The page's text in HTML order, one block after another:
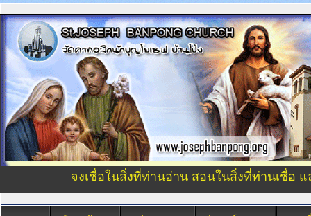
จงเชื่อในสิ่งที่ท่านอ่าน สอนในสิ่งที่ท่านเชื่อ